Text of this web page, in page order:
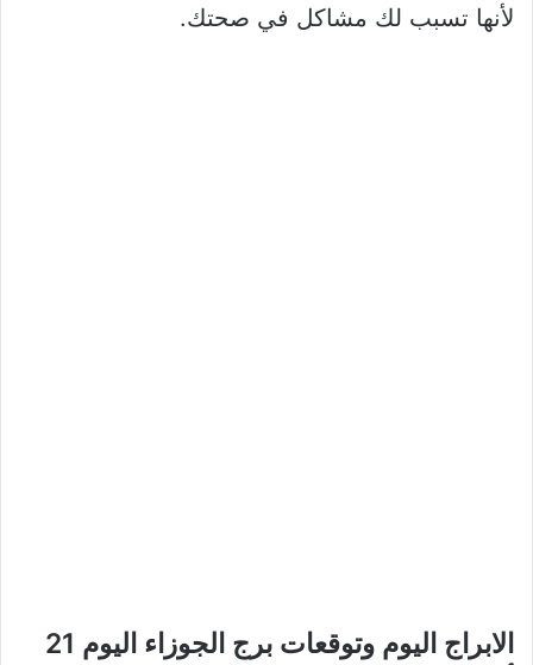
لأنها تسبب لك مشاكل في صحتك.
الابراج اليوم وتوقعات برج الجوزاء اليوم 21